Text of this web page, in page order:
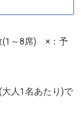
(1～8席) ×：予
人1名あたり)で